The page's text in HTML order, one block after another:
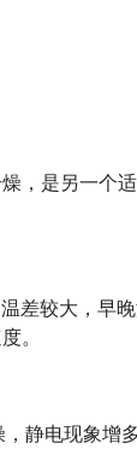
，是另一个
差较大，早
。
静电现象增